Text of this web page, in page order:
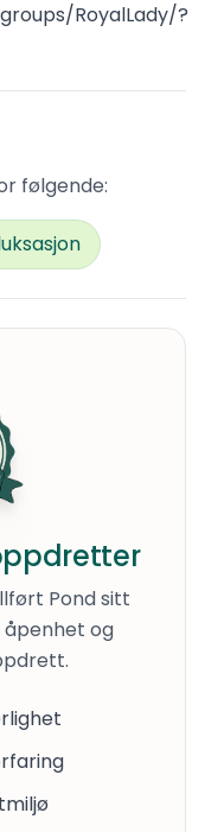
RoyalLady/?
følgende:
Pond sitt
og